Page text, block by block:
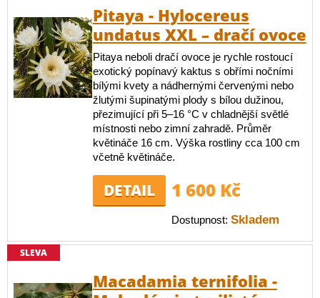
Pitaya - Hylocereus
undatus XXL – dračí ovoce
Pitaya neboli dračí ovoce je rychle rostoucí
exotický popínavý kaktus s obřími nočními
bílými kvety a nádhernými červenými nebo
žlutými šupinatými plody s bílou dužinou,
přezimující při 5–16 °C v chladnější světlé
místnosti nebo zimní zahradě. Průměr
květináče 16 cm. Výška rostliny cca 100 cm
včetně květináče.
DETAIL 1 600 Kč
Dostupnost: Skladem
SLEVA
Macadamia ternifolia -